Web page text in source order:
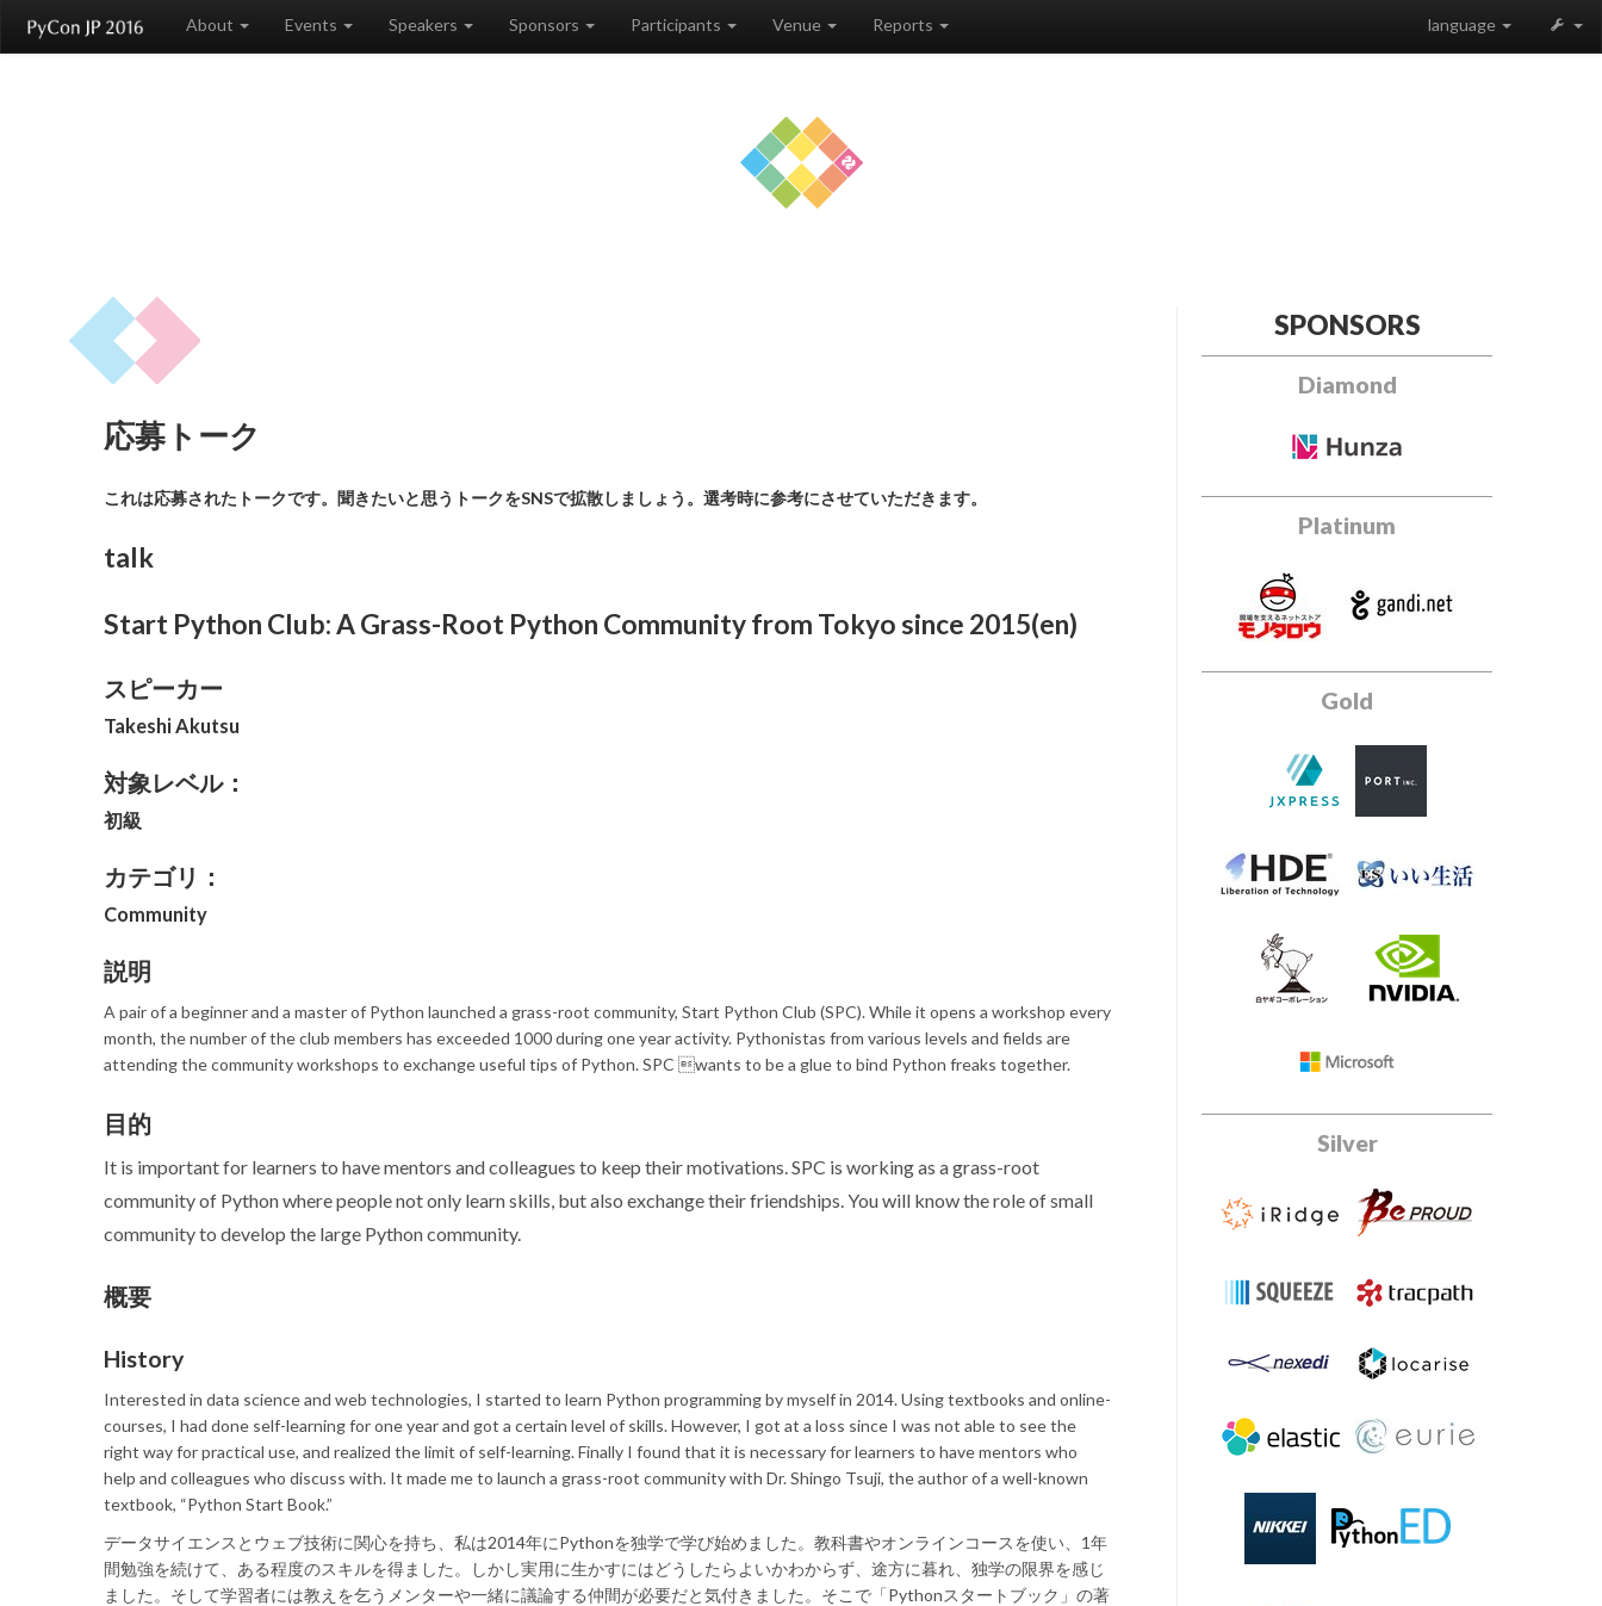
language
About Events Speakers Sponsors Participants Venue Reports
応募トーク
これは応募されたトークです。聞きたいと思うトークをSNSで拡散しましょう。選考時に参考にさせていただきます。
talk
Start Python Club: A Grass-Root Python Community from Tokyo since 2015(en)
スピーカー
Takeshi Akutsu
対象レベル：
初級
カテゴリ：
Community
説明
A pair of a beginner and a master of Python launched a grass-root community, Start Python Club (SPC). While it opens a workshop every
month, the number of the club members has exceeded 1000 during one year activity. Pythonistas from various levels and fields are
attending the community workshops to exchange useful tips of Python. SPC wants to be a glue to bind Python freaks together.
目的
It is important for learners to have mentors and colleagues to keep their motivations. SPC is working as a grass-root
community of Python where people not only learn skills, but also exchange their friendships. You will know the role of small
community to develop the large Python community.
概要
History
Interested in data science and web technologies, I started to learn Python programming by myself in 2014. Using textbooks and online-
courses, I had done self-learning for one year and got a certain level of skills. However, I got at a loss since I was not able to see the
right way for practical use, and realized the limit of self-learning. Finally I found that it is necessary for learners to have mentors who
help and colleagues who discuss with. It made me to launch a grass-root community with Dr. Shingo Tsuji, the author of a well-known
textbook, “Python Start Book.”
データサイエンスとウェブ技術に関心を持ち、私は2014年にPythonを独学で学び始めました。教科書やオンラインコースを使い、1年
間勉強を続けて、ある程度のスキルを得ました。しかし実用に生かすにはどうしたらよいかわからず、途方に暮れ、独学の限界を感じ
ました。そして学習者には教えを乞うメンターや一緒に議論する仲間が必要だと気付きました。そこで「Pythonスタートブック」の著
SPONSORS
Diamond
Platinum
Gold
Silver